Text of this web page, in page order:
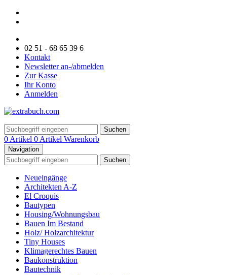
02 51 - 68 65 39 6
Kontakt
Newsletter an-/abmelden
Zur Kasse
Ihr Konto
Anmelden
Suchen
0 Artikel 0 Artikel Warenkorb
Navigation
Suchen
Neueingänge
Architekten A-Z
El Croquis
Bautypen
Housing/Wohnungsbau
Bauen Im Bestand
Holz/ Holzarchitektur
Tiny Houses
Klimagerechtes Bauen
Baukonstruktion
Bautechnik